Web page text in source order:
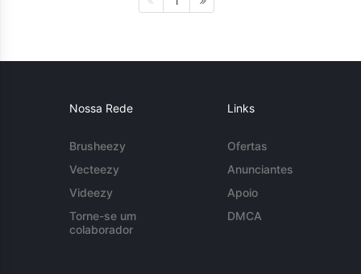
Nossa Rede
Brusheezy
Vecteezy
Videezy
Torne-se um
colaborador
Links
Ofertas
Anunciantes
Apoio
DMCA